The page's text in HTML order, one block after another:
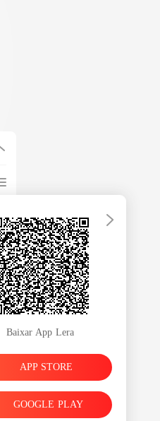
Baixar App Lera
APP STORE
GOOGLE PLAY